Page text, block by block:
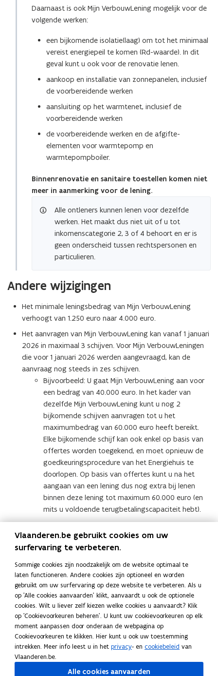
Daarnaast is ook Mijn VerbouwLening mogelijk voor de
volgende werken:
een bijkomende isolatie(laag) om tot het minimaal
vereist energiepeil te komen (Rd-waarde). In dit
geval kunt u ook voor de renovatie lenen.
aankoop en installatie van zonnepanelen, inclusief
de voorbereidende werken
aansluiting op het warmtenet, inclusief de
voorbereidende werken
de voorbereidende werken en de afgifte-
elementen voor warmtepomp en
warmtepompboiler.
Binnenrenovatie en sanitaire toestellen komen niet
meer in aanmerking voor de lening.
Alle ontleners kunnen lenen voor dezelfde
werken. Het maakt dus niet uit of u tot
inkomenscategorie 2, 3 of 4 behoort en er is
geen onderscheid tussen rechtspersonen en
particulieren.
Andere wijzigingen
Het minimale leningsbedrag van Mijn VerbouwLening
verhoogt van 1.250 euro naar 4.000 euro.
Het aanvragen van Mijn VerbouwLening kan vanaf 1 januari
2026 in maximaal 3 schijven. Voor Mijn VerbouwLeningen
die voor 1 januari 2026 werden aangevraagd, kan de
aanvraag nog steeds in zes schijven.
Bijvoorbeeld: U gaat Mijn VerbouwLening aan voor
een bedrag van 40.000 euro. In het kader van
dezelfde Mijn VerbouwLening kunt u nog 2
bijkomende schijven aanvragen tot u het
maximumbedrag van 60.000 euro heeft bereikt.
Elke bijkomende schijf kan ook enkel op basis van
offertes worden toegekend, en moet opnieuw de
goedkeuringsprocedure van het Energiehuis te
doorlopen. Op basis van offertes kunt u na het
aangaan van een lening dus nog extra bij lenen
binnen deze lening tot maximum 60.000 euro (en
mits u voldoende terugbetalingscapaciteit hebt).
Deel deze pagina
L
i
n
k
e
d
i
n
o
p
K
o
p
i
e
e
r
i
n
Contact
Vraag over Mijn Verbouwlening? Stuur een mail naar
mijnverbouwlening@vlaanderen.be
(
o
p
e
.
Heeft u een vraag over een lopende Mijn Verbouwlening
of een ingediend aanvraagdossier? Neem contact op met
. Voor andere klachten kunt u gebruik
Vlaanderen.be gebruikt cookies om uw
surfervaring te verbeteren.
Sommige cookies zijn noodzakelijk om de website optimaal te
laten functioneren. Andere cookies zijn optioneel en worden
gebruikt om uw surfervaring op deze website te verbeteren. Als u
op 'Alle cookies aanvaarden' klikt, aanvaardt u ook de optionele
cookies. Wilt u liever zelf kiezen welke cookies u aanvaardt? Klik
op 'Cookievoorkeuren beheren'. U kunt uw cookievoorkeuren op elk
moment aanpassen door onderaan de webpagina op
Cookievoorkeuren te klikken. Hier kunt u ook uw toestemming
intrekken. Meer info leest u in het privacy- en cookiebeleid van
Vlaanderen.be.
Alle cookies aanvaarden